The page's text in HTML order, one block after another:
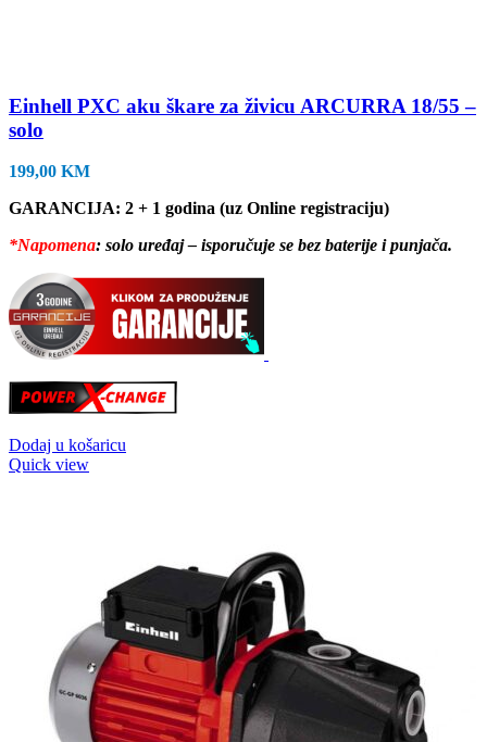
Einhell PXC aku škare za živicu ARCURRA 18/55 –
solo
199,00 KM
GARANCIJA: 2 + 1 godina (uz Online registraciju)
*Napomena: solo uređaj – isporučuje se bez baterije i punjača.
Dodaj u košaricu
Quick view